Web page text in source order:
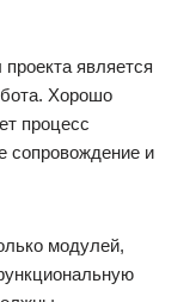
является
Хорошо
процесс
сопровождение и
модулей,